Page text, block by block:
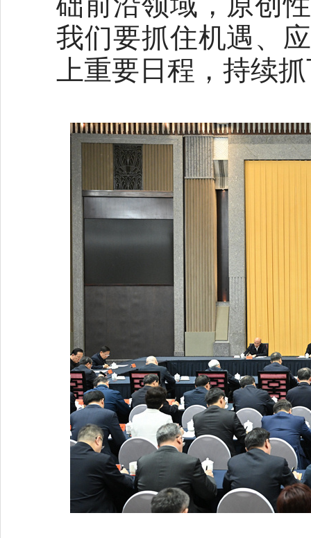
我们要抓住机遇、
上重要日程，持续